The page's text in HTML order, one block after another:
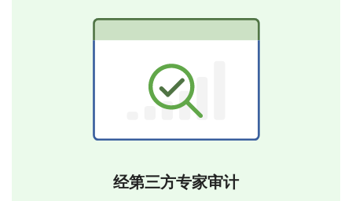
经第三方专家审计